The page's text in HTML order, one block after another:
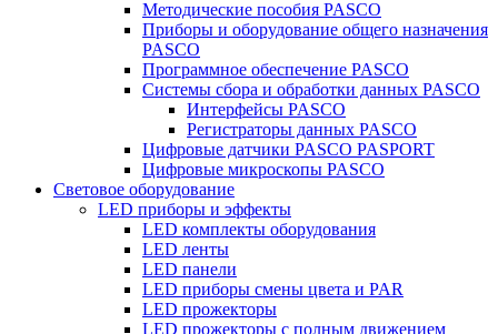
Методические пособия PASCO
Приборы и оборудование общего назначения
PASCO
Программное обеспечение PASCO
Системы сбора и обработки данных PASCO
Интерфейсы PASCO
Регистраторы данных PASCO
Цифровые датчики PASCO PASPORT
Цифровые микроскопы PASCO
Световое оборудование
LED приборы и эффекты
LED комплекты оборудования
LED ленты
LED панели
LED приборы смены цвета и PAR
LED прожекторы
LED прожекторы с полным движением